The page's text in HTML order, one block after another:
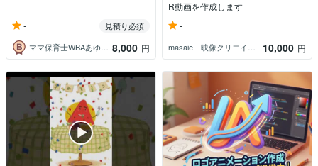
-
見積り必須
ママ保育士WBAあゆみん
8,000 円
R動画を作成します
-
masaie 映像クリエイター 10,000 円